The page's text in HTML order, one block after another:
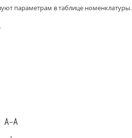
параметрам в таблице номенклатуры.